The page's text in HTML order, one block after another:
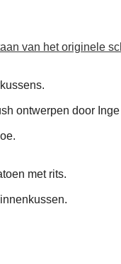
van het originele
ontwerpen door
met rits.